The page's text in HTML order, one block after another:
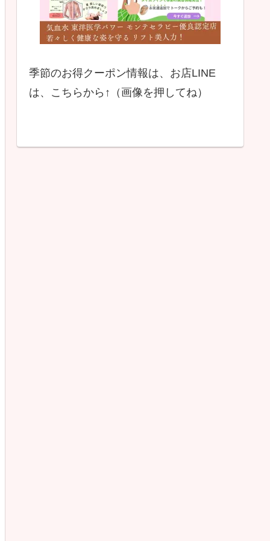
季節のお得クーポン情報は、お店LINE
は、こちらから↑（画像を押してね）